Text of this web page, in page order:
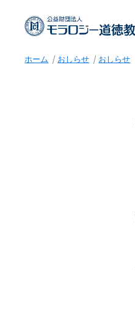
ホーム おしらせ おしらせ